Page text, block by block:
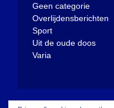
Geen categorie
Overlijdensberichten
Sport
Uit de oude doos
Varia